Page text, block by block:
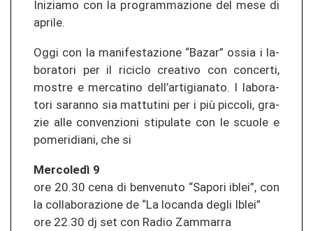
In­izi­a­mo con la pro­gram­ma­zio­ne del mese di
ap­ri­le.
Oggi con la ma­ni­fes­ta­zio­ne “Bazar” ossia i la­
bo­ra­to­ri per il ri­ci­clo crea­ti­vo con con­cer­ti,
mos­tre e mer­ca­ti­no dell’ar­ti­gia­na­to. I la­bo­ra­
to­ri sa­ran­no sia mat­tu­ti­ni per i più pic­co­li, gra­
zie alle con­ve­n­zio­ni sti­pu­la­te con le scuo­le e
po­me­ri­dia­ni, che si
Mercoledì 9
ore 20.30 cena di ben­ve­nu­to “Sa­po­ri iblei”, con
la col­la­bo­ra­zio­ne de “La lo­can­da degli Iblei”
ore 22.30 dj set con Radio Zam­mar­ra